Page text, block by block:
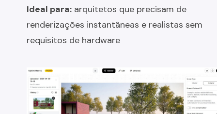
Ideal para: arquitetos que precisam de
renderizações instantâneas e realistas sem
requisitos de hardware